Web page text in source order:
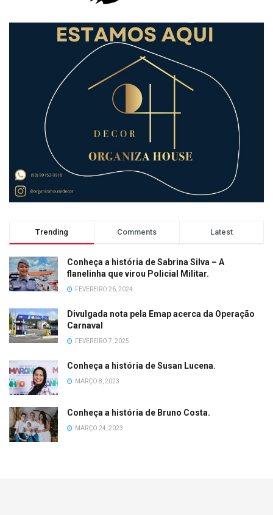
Trending Comments Latest
Conheça a história de Sabrina Silva – A
flanelinha que virou Policial Militar.
FEVEREIRO 26, 2024
Divulgada nota pela Emap acerca da Operação
Carnaval
FEVEREIRO 7, 2025
Conheça a história de Susan Lucena.
MARÇO 8, 2023
Conheça a história de Bruno Costa.
MARÇO 24, 2023